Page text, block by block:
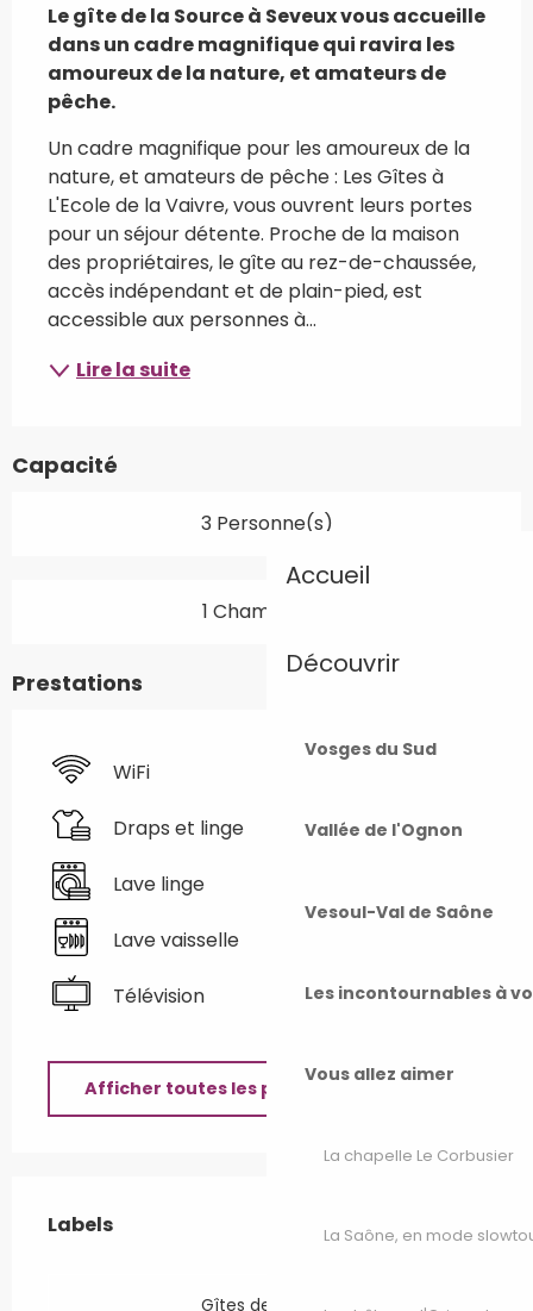
Accueil
Découvrir
Vosges du Sud
Vallée de l'Ognon
Vesoul-Val de Saône
Les incontournables à
Vous allez aimer
La chapelle Le Corbusier
La Saône, en mode
Le gîte de la Source à Seveux vous accueille
dans un cadre magnifique qui ravira les
amoureux de la nature, et amateurs de
pêche.
Un cadre magnifique pour les amoureux de la
nature, et amateurs de pêche : Les Gîtes à
L'Ecole de la Vaivre, vous ouvrent leurs portes
pour un séjour détente. Proche de la maison
des propriétaires, le gîte au rez-de-chaussée,
accès indépendant et de plain-pied, est
accessible aux personnes à...
Lire la suite
Capacité
3 Personne(s)
1 Chambre(s)
Prestations
WiFi
Draps et linge
Lave linge
Lave vaisselle
Télévision
Afficher toutes les prestations
Labels
Labels
Gîtes de France